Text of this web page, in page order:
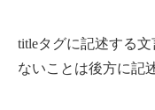
titleタグに記述する
ないことは後方に記